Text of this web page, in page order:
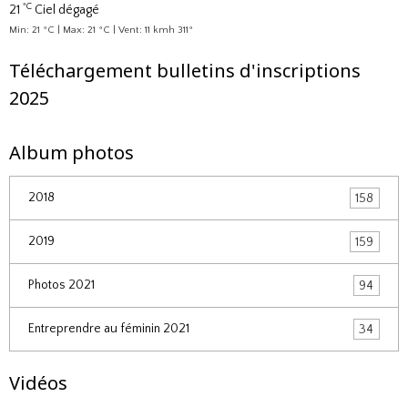
21 °C Ciel dégagé
Min: 21 °C | Max: 21 °C | Vent: 11 kmh 311°
Téléchargement bulletins d'inscriptions
2025
Album photos
2018 158
2019 159
Photos 2021 94
Entreprendre au féminin 2021 34
Vidéos